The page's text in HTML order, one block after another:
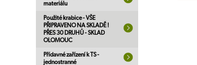
materiálu
Použité krabice - VŠE
PŘIPRAVENO NA SKLADĚ !
PŘES 30 DRUHŮ - SKLAD
OLOMOUC
Přídavné zařízení k TS -
jednostranné